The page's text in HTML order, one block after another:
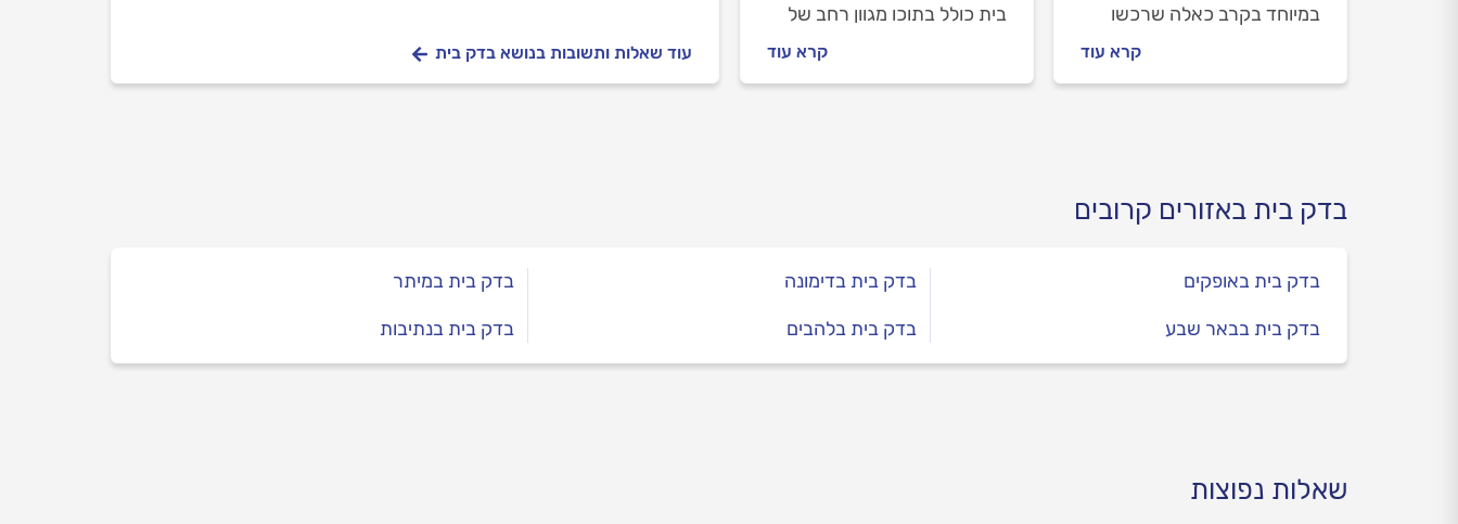
במיוחד בקרב כאלה שרכשו
דירה יד 2. במדריך הבא נסביר
מה זה בדק בית, מתי מומלץ
קרא עוד
בית כולל בתוכו מגוון רחב של
הליקויים הכי חשובים שכדאי
לבדוק במסגרת השירות.
קרא עוד עוד שאלות ותשובות בנושא בדק בית
בדק בית באזורים קרובים
בדק בית באופקים
בדק בית בבאר שבע
בדק בית בדימונה
בדק בית בלהבים
בדק בית במיתר
בדק בית בנתיבות
שאלות נפוצות